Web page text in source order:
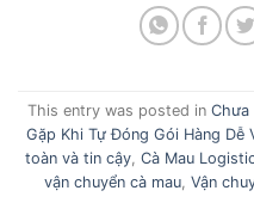
This entry was posted in Chưa
Gặp Khi Tự Đóng Gói Hàng Dễ
toàn và tin cậy, Cà Mau
vận chuyển cà mau, Vận